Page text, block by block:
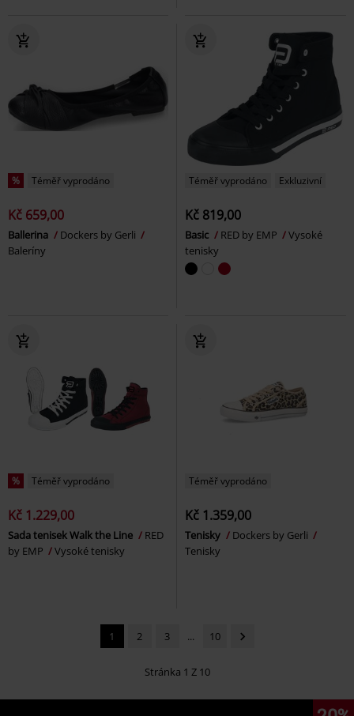
% Téměř vyprodáno
Kč 659,00
Ballerina
Dockers by Gerli
Baleríny
Téměř vyprodáno Exkluzivní
Kč 819,00
Basic RED by EMP
Vysoké
tenisky
% Téměř vyprodáno
Kč 1.229,00
Sada tenisek Walk the Line
RED
by EMP
Vysoké tenisky
Téměř vyprodáno
Kč 1.359,00
Tenisky
Dockers by Gerli
Tenisky
1 2 3 ... 10
Stránka 1 Z 10